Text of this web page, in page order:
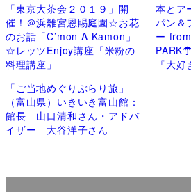
「東京大茶会２０１９」開
催！＠浜離宮恩賜庭園☆お花
のお話「C’mon A Kamon」
☆レッツEnjoy講座「米粉の
料理講座」
本とア
パン＆
ー
『大好
「ご当地めぐりぶらり旅」
（富山県）いきいき富山館：
館長 山口清和さん・アドバ
イザー 大谷洋子さん